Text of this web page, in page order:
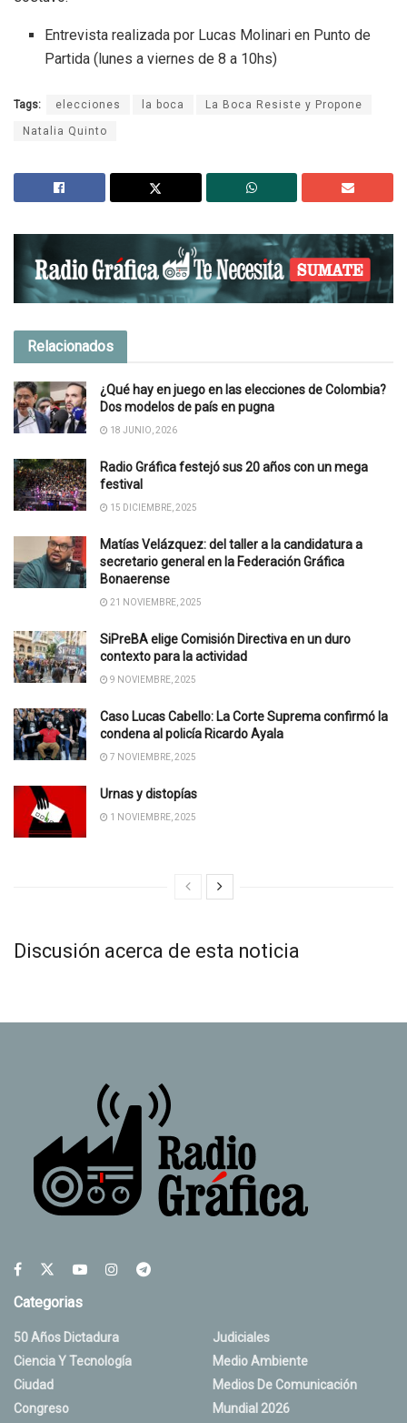
Entrevista realizada por Lucas Molinari en Punto de
Partida (lunes a viernes de 8 a 10hs)
Tags: elecciones la boca La Boca Resiste y Propone
Natalia Quinto
Relacionados
¿Qué hay en juego en las elecciones de Colombia?
Dos modelos de país en pugna
18 JUNIO, 2026
Radio Gráfica festejó sus 20 años con un mega
festival
15 DICIEMBRE, 2025
Matías Velázquez: del taller a la candidatura a
secretario general en la Federación Gráfica
Bonaerense
21 NOVIEMBRE, 2025
SiPreBA elige Comisión Directiva en un duro
contexto para la actividad
9 NOVIEMBRE, 2025
Caso Lucas Cabello: La Corte Suprema confirmó la
condena al policía Ricardo Ayala
7 NOVIEMBRE, 2025
Urnas y distopías
1 NOVIEMBRE, 2025
Discusión acerca de esta noticia
Categorias
50 Años Dictadura
Ciencia Y Tecnología
Ciudad
Congreso
Judiciales
Medio Ambiente
Medios De Comunicación
Mundial 2026